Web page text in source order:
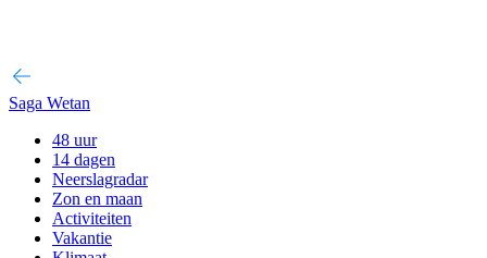
Saga Wetan
48 uur
14 dagen
Neerslagradar
Zon en maan
Activiteiten
Vakantie